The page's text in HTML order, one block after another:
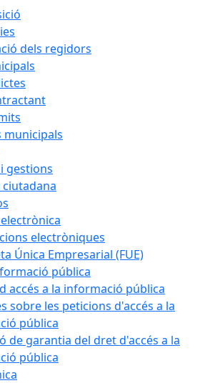
dels regidors
municipals
gestions
ciutadana
electròniques
Única Empresarial (FUE)
pública
accés a la informació pública
sobre les peticions d'accés a la
pública
de garantia del dret d'accés a la
pública